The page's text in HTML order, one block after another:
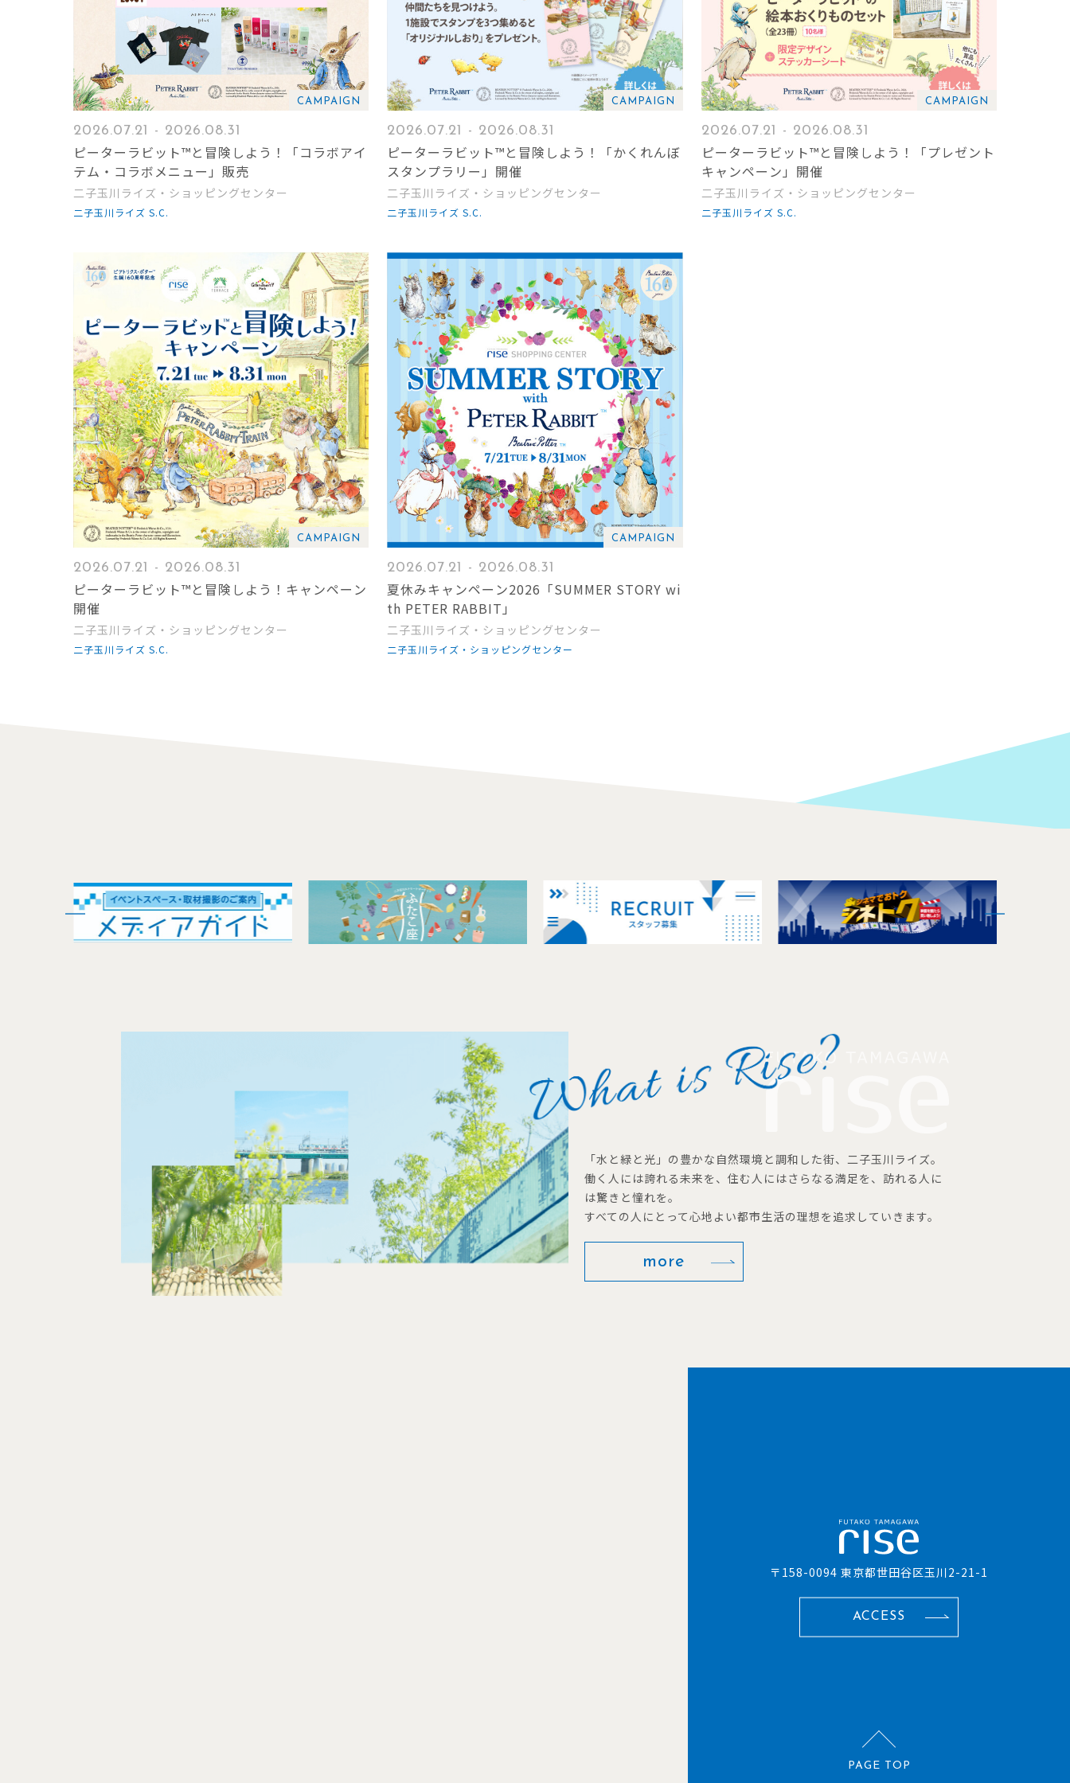
CAMPAIGN
2026.07.21 - 2026.08.31
ピーターラビット™と冒険しよう！「コラボアイ
テム・コラボメニュー」販売
二子玉川ライズ・ショッピングセンター
二子玉川ライズ S.C.
CAMPAIGN
2026.07.21 - 2026.08.31
ピーターラビット™と冒険しよう！「かくれんぼ
スタンプラリー」開催
二子玉川ライズ・ショッピングセンター
二子玉川ライズ S.C.
CAMPAIGN
2026.07.21 - 2026.08.31
ピーターラビット™と冒険しよう！「プレゼント
キャンペーン」開催
二子玉川ライズ・ショッピングセンター
二子玉川ライズ S.C.
CAMPAIGN
2026.07.21 - 2026.08.31
ピーターラビット™と冒険しよう！キャンペーン
開催
二子玉川ライズ・ショッピングセンター
二子玉川ライズ S.C.
CAMPAIGN
2026.07.21 - 2026.08.31
夏休みキャンペーン2026「SUMMER STORY wi
th PETER RABBIT」
二子玉川ライズ・ショッピングセンター
二子玉川ライズ・ショッピングセンター
「水と緑と光」の豊かな自然環境と調和した街、二子玉川ライズ。
働く人には誇れる未来を、住む人にはさらなる満足を、訪れる人に
は驚きと憧れを。
すべての人にとって心地よい都市生活の理想を追求していきます。
more
〒158-0094 東京都世田谷区玉川2-21-1
ACCESS
PAGE TOP